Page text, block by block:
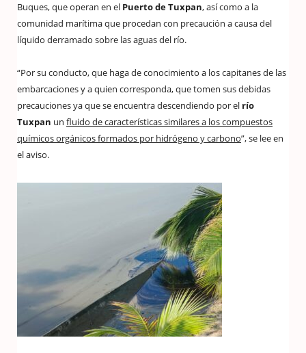
Buques, que operan en el Puerto de Tuxpan, así como a la
comunidad marítima que procedan con precaución a causa del
líquido derramado sobre las aguas del río.
“Por su conducto, que haga de conocimiento a los capitanes de las
embarcaciones y a quien corresponda, que tomen sus debidas
precauciones ya que se encuentra descendiendo por el río
Tuxpan un fluido de características similares a los compuestos
químicos orgánicos formados por hidrógeno y carbono”, se lee en
el aviso.